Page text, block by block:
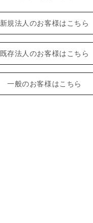
新規法人のお客様はこちら
既存法人のお客様はこちら
一般のお客様はこちら